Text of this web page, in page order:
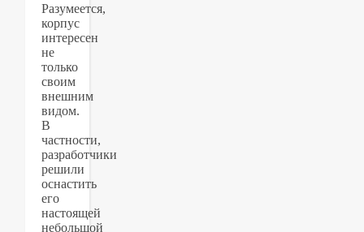
Разумеется,
корпус
интересен
не
только
своим
внешним
видом.
В
частности,
разработчики
решили
оснастить
его
настоящей
небольшой